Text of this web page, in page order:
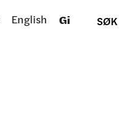
English Gi SØK